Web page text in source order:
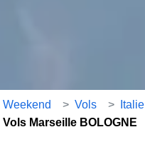
Weekend > Vols > Italie
Vols Marseille BOLOGNE